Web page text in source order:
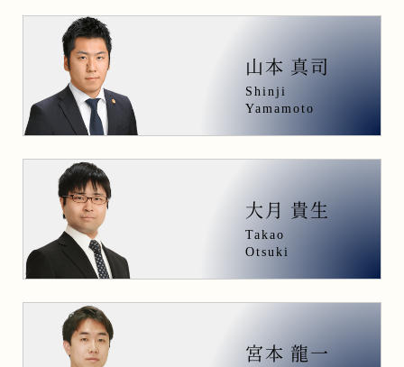
山本 真司
Shinji
Yamamoto
大月 貴生
Takao
Otsuki
宮本 龍一